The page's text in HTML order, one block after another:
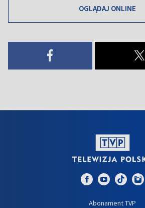
OGLĄDAJ ONLINE
Abonament TVP